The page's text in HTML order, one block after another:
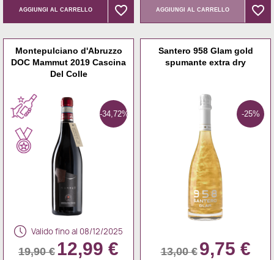
AGGIUNGI AL CARRELLO favorite_border
favorite_border AGGIUNGI AL CARRELLO favorite_border
favorite_border
Montepulciano d'Abruzzo
DOC Mammut 2019 Cascina
Del Colle
-34,72%
Valido fino al 08/12/2025
19,90 € 12,99 €
Santero 958 Glam gold
spumante extra dry
-25%
13,00 € 9,75 €